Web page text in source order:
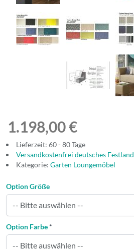
1.198,00 €
Lieferzeit: 60 - 80 Tage
Versandkostenfrei deutsches Festland
Kategorie: Garten Loungemöbel
Option Größe
Option Farbe *